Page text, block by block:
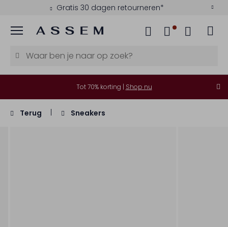
Gratis 30 dagen retourneren*
Menu
Tot 70% korting | Shop nu
Terug Sneakers